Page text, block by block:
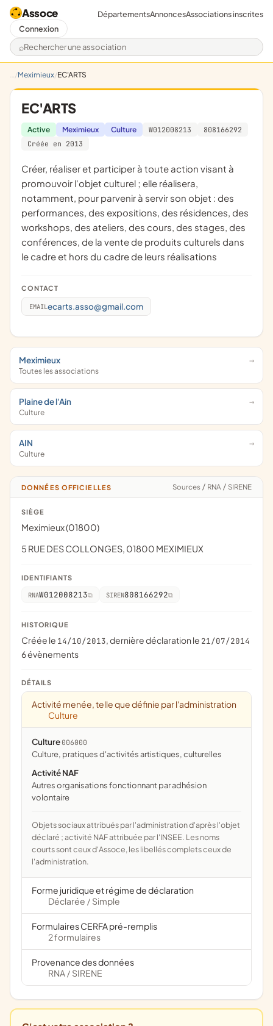
Assoce
Rechercher une association
DépartementsAnnoncesAssociations inscrites
Connexion
Meximieux EC'ARTS
EC'ARTS
Active Meximieux Culture W012008213
808166292
Créée en 2013
créer, réaliser et participer à toute action visant à
promouvoir l'objet culturel ; elle réalisera,
notamment, pour parvenir à servir son objet : des
performances, des expositions, des résidences, des
workshops, des ateliers, des cours, des stages, des
conférences, de la vente de produits culturels dans
le cadre et hors du cadre de leurs réalisations
CONTACT
EMAIL ecarts.asso@gmail.com
Meximieux
Toutes les associations
Plaine de l'Ain
Culture
AIN
Culture
DONNÉES OFFICIELLES Sources / RNA / SIRENE
SIÈGE
Meximieux (01800)
5 RUE DES COLLONGES, 01800 MEXIMIEUX
IDENTIFIANTS
RNAW012008213 SIREN808166292
HISTORIQUE
Créée le 14/10/2013, dernière déclaration le 21/07/2014
6 évènements
DÉTAILS
Activité menée, telle que définie par l'administration
Culture
Culture 006000
culture, pratiques d'activités artistiques, culturelles
Activité NAF
Autres organisations fonctionnant par adhésion
volontaire
Objets sociaux attribués par l'administration d'après l'objet
déclaré ; activité NAF attribuée par l'INSEE. Les noms
courts sont ceux d'Assoce, les libellés complets ceux de
l'administration.
Forme juridique et régime de déclaration
Déclarée / Simple
Formulaires CERFA pré-remplis
2 formulaires
Provenance des données
RNA / SIRENE